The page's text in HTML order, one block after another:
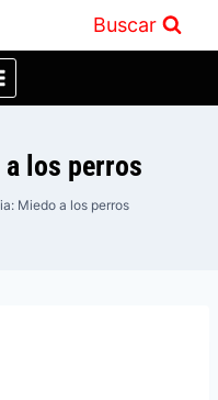
Buscar
los perros
Miedo a los perros